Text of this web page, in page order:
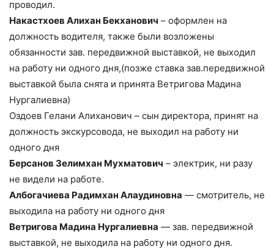
проводил.
Накастхоев Алихан Бекханович – оформлен на
должность водителя, также были возложены
обязанности зав. передвижной выставкой, не выходил
на работу ни одного дня,(позже ставка зав.передвижной
выставкой была снята и принята Ветригова Мадина
Нургалиевна)
Оздоев Гелани Алиханович – сын директора, принят на
должность экскурсовода, не выходил на работу ни
одного дня
Берсанов Зелимхан Мухматович – электрик, ни разу
не видели на работе.
Албогачиева Радимхан Алаудиновна — смотритель, не
выходила на работу ни одного дня
Ветригова Мадина Нургалиевна — зав. передвижной
выставкой, не выходила на работу ни одного дня.